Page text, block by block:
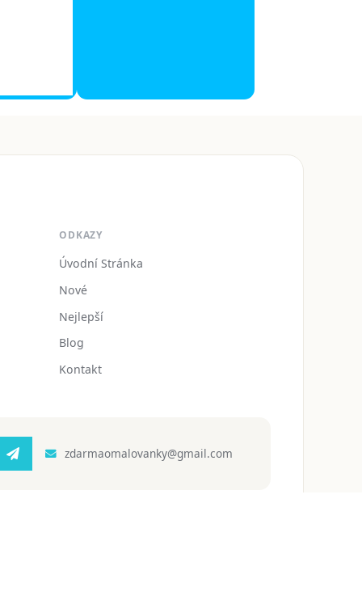
ODKAZY
Úvodní Stránka
Nové
Nejlepší
Blog
Kontakt
zdarmaomalovanky@gmail.com